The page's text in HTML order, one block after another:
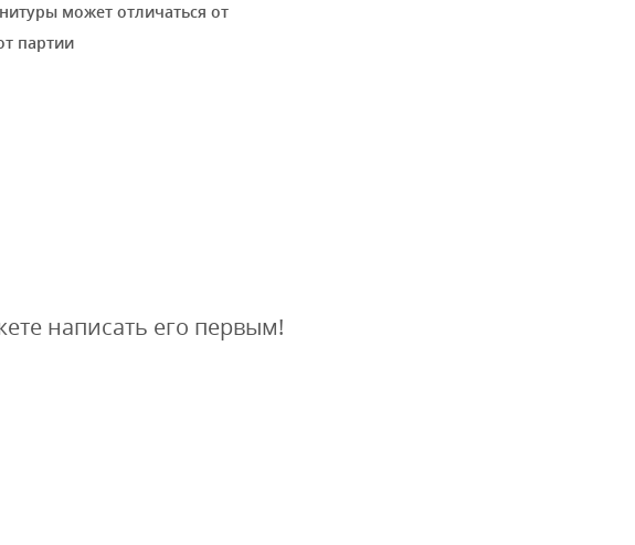
может отличаться от
партии
написать его первым!